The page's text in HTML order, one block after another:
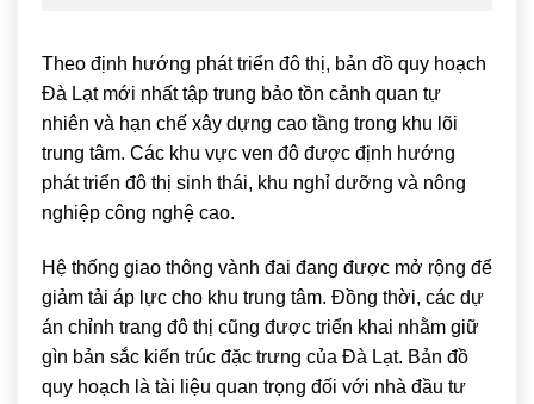
Theo định hướng phát triển đô thị, bản đồ quy hoạch
Đà Lạt mới nhất tập trung bảo tồn cảnh quan tự
nhiên và hạn chế xây dựng cao tầng trong khu lõi
trung tâm. Các khu vực ven đô được định hướng
phát triển đô thị sinh thái, khu nghỉ dưỡng và nông
nghiệp công nghệ cao.
Hệ thống giao thông vành đai đang được mở rộng để
giảm tải áp lực cho khu trung tâm. Đồng thời, các dự
án chỉnh trang đô thị cũng được triển khai nhằm giữ
gìn bản sắc kiến trúc đặc trưng của Đà Lạt. Bản đồ
quy hoạch là tài liệu quan trọng đối với nhà đầu tư